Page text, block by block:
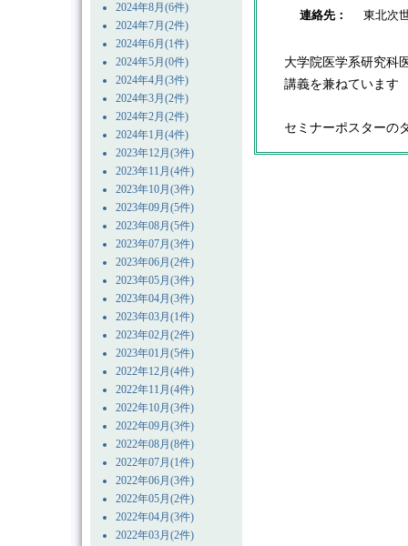
2024年8月(6件)
2024年7月(2件)
2024年6月(1件)
2024年5月(0件)
2024年4月(3件)
2024年3月(2件)
2024年2月(2件)
2024年1月(4件)
2023年12月(3件)
2023年11月(4件)
2023年10月(3件)
2023年09月(5件)
2023年08月(5件)
2023年07月(3件)
2023年06月(2件)
2023年05月(3件)
2023年04月(3件)
2023年03月(1件)
2023年02月(2件)
2023年01月(5件)
2022年12月(4件)
2022年11月(4件)
2022年10月(3件)
2022年09月(3件)
2022年08月(8件)
2022年07月(1件)
2022年06月(3件)
2022年05月(2件)
2022年04月(3件)
2022年03月(2件)
連絡先：
東北次
大学院医学系研究科
講義を兼ねています
セミナーポスターの